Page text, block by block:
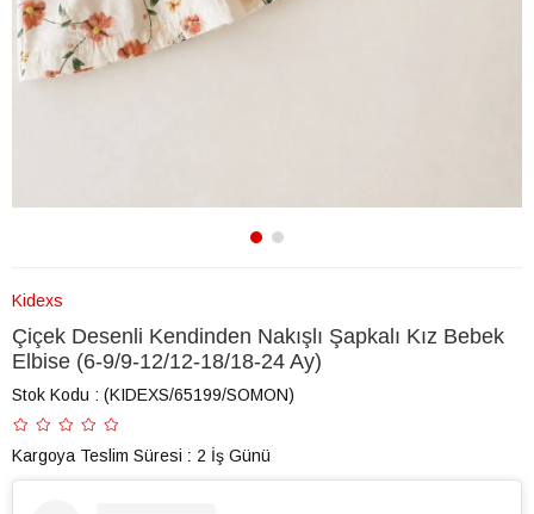
Kidexs
Çiçek Desenli Kendinden Nakışlı Şapkalı Kız Bebek
Elbise (6-9/9-12/12-18/18-24 Ay)
Stok Kodu (KIDEXS/65199/SOMON)
Kargoya Teslim Süresi : 2 İş Günü